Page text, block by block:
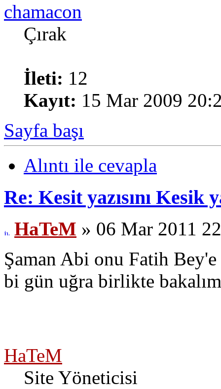
chamacon
Çırak
İleti: 12
Kayıt: 15 Mar 2009
Sayfa başı
Alıntı ile cevapla
Re: Kesit yazısını Kesik
HaTeM » 06 Mar 2011
Şaman Abi onu Fatih Bey'e
bi gün uğra birlikte bakalım
HaTeM
Site Yöneticisi